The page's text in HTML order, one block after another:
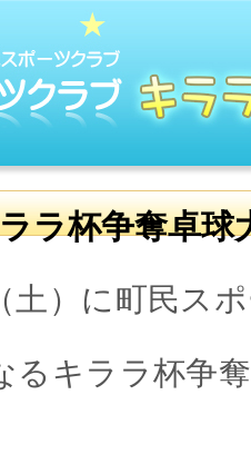
ラ杯争奪卓球
土）に町民ス
るキララ杯争